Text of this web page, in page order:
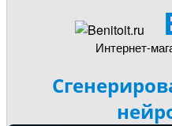
Интернет-